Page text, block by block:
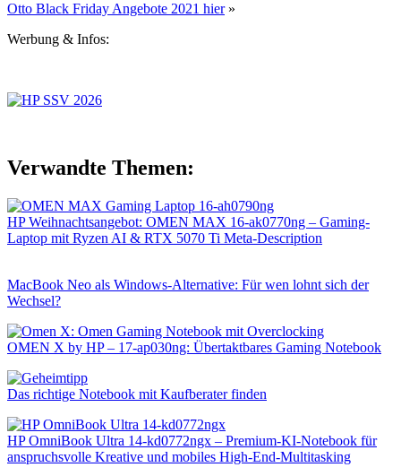
Otto Black Friday Angebote 2021 hier»
Werbung & Infos:
Verwandte Themen:
HP Weihnachtsangebot: OMEN MAX 16-ak0770ng – Gaming-
Laptop mit Ryzen AI & RTX 5070 Ti Meta-Description
MacBook Neo als Windows-Alternative: Für wen lohnt sich der
Wechsel?
OMEN X by HP – 17-ap030ng: Übertaktbares Gaming Notebook
Das richtige Notebook mit Kaufberater finden
HP OmniBook Ultra 14-kd0772ngx – Premium-KI-Notebook für
anspruchsvolle Kreative und mobiles High-End-Multitasking